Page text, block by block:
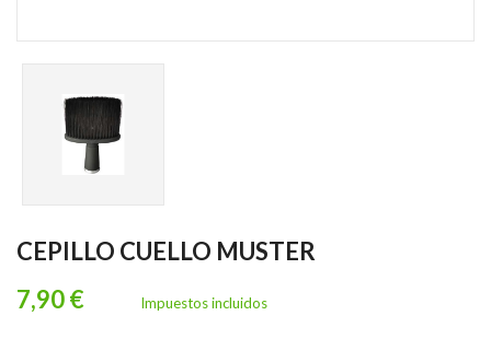
CEPILLO CUELLO MUSTER
7,90 €
Impuestos incluidos